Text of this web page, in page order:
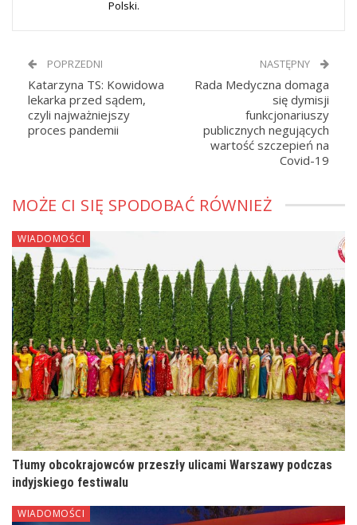
Polski.
POPRZEDNI
Katarzyna TS: Kowidowa
lekarka przed sądem,
czyli najważniejszy
proces pandemii
NASTĘPNY
Rada Medyczna domaga
się dymisji
funkcjonariuszy
publicznych negujących
wartość szczepień na
Covid-19
MOŻE CI SIĘ SPODOBAĆ RÓWNIEŻ
WIADOMOŚCI
Tłumy obcokrajowców przeszły ulicami Warszawy podczas
indyjskiego festiwalu
WIADOMOŚCI